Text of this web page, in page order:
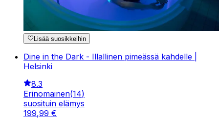
Lisää suosikkeihin
Dine in the Dark - Illallinen pimeässä kahdelle |
Helsinki
8.3
Erinomainen(14)
suosituin elämys
199,99 €